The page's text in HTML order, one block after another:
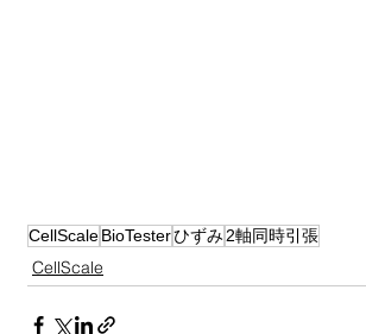
CellScaleBioTesterひずみ2軸同時引張
CellScale